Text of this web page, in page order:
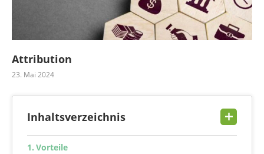
Attribution
23. Mai 2024
Inhaltsverzeichnis
Vorteile